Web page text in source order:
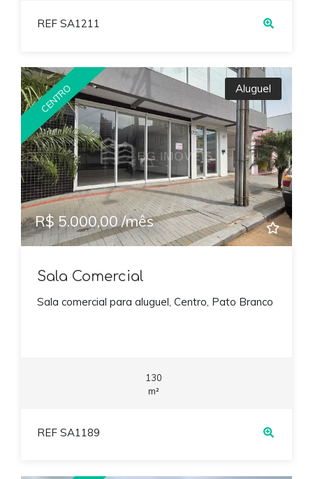
REF SA1211
CENTRO Aluguel
R$ 5.000,00 /mês
Sala Comercial
Sala comercial para aluguel, Centro, Pato Branco
130
m²
REF SA1189